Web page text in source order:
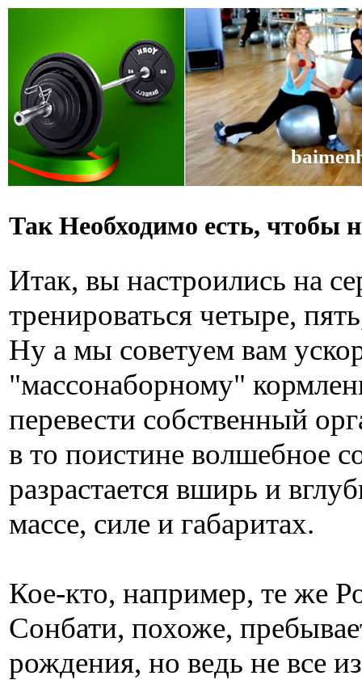
Так Необходимо есть, чтобы
Итак, вы настроились на
тренироваться четыре,
Ну а мы советуем вам
"массонаборному"
перевести собственный
в то поистине волшебное
разрастается вширь и
массе, силе и габаритах.
Кое-кто, например, те же
Сонбати, похоже,
рождения, но ведь не все